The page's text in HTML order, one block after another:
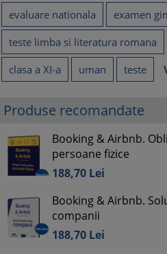
evaluare nationala
examen
teste limba si literatura romana
clasa a XI-a
uman teste
Produse recomandate
Booking & Airbnb.
persoane fizice
188,70 Lei
Booking & Airbnb.
companii
188,70 Lei